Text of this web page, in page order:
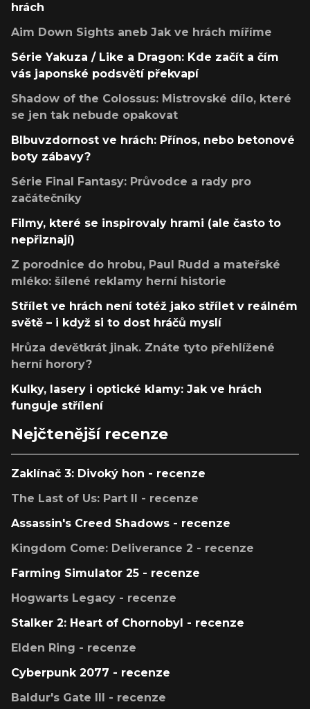
hrách
Aim Down Sights aneb Jak ve hrách míříme
Série Yakuza / Like a Dragon: Kde začít a čím
vás japonské podsvětí překvapí
Shadow of the Colossus: Mistrovské dílo, které
se jen tak nebude opakovat
Blbuvzdornost ve hrách: Přínos, nebo betonové
boty zábavy?
Série Final Fantasy: Průvodce a rady pro
začátečníky
Filmy, které se inspirovaly hrami (ale často to
nepřiznají)
Z porodnice do hrobu, Paul Rudd a mateřské
mléko: šílené reklamy herní historie
Střílet ve hrách není totéž jako střílet v reálném
světě – i když si to dost hráčů myslí
Hrůza devětkrát jinak. Znáte tyto přehlížené
herní horory?
Kulky, lasery i optické klamy: Jak ve hrách
funguje střílení
Nejčtenější recenze
Zaklínač 3: Divoký hon - recenze
The Last of Us: Part II - recenze
Assassin's Creed Shadows - recenze
Kingdom Come: Deliverance 2 - recenze
Farming Simulator 25 - recenze
Hogwarts Legacy - recenze
Stalker 2: Heart of Chornobyl - recenze
Elden Ring - recenze
Cyberpunk 2077 - recenze
Baldur's Gate III - recenze